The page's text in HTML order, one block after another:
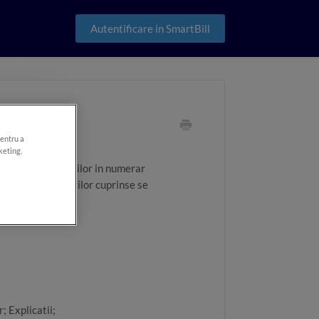
Autentificare in SmartBill
si platilor in numerar
inregistrarilor cuprinse se
Explicatii;
a